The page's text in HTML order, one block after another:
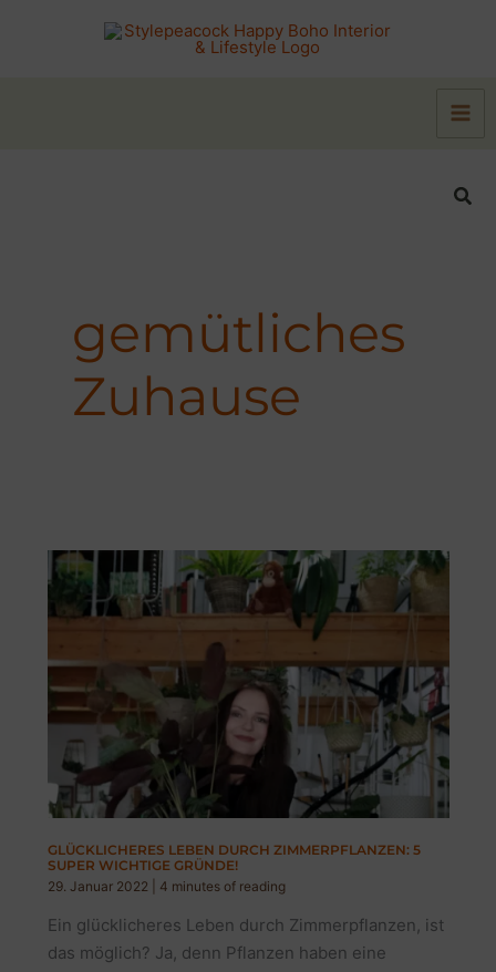
gemütliches
Zuhause
GLÜCKLICHERES LEBEN DURCH ZIMMERPFLANZEN: 5
SUPER WICHTIGE GRÜNDE!
29. Januar 2022
4 minutes of reading
Ein glücklicheres Leben durch Zimmerpflanzen, ist
das möglich? Ja, denn Pflanzen haben eine